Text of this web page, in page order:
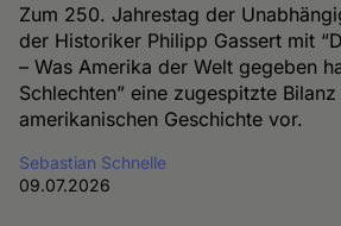
Zum 250. Jahrestag der
der Historiker Philipp Gassert mit
– Was Amerika der Welt gegeben
Schlechten” eine zugespitzte
amerikanischen Geschichte vor.
Sebastian Schnelle
09.07.2026